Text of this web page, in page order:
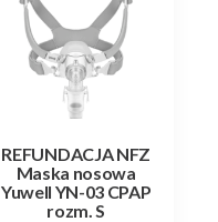
REFUNDACJA NFZ
Maska nosowa
Yuwell YN-03 CPAP
rozm. S